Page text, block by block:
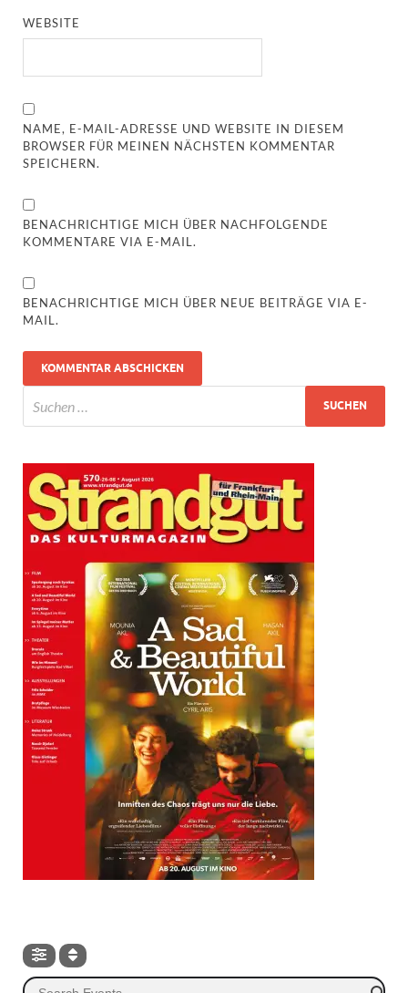
WEBSITE
NAME, E-MAIL-ADRESSE UND WEBSITE IN DIESEM
BROWSER FÜR MEINEN NÄCHSTEN KOMMENTAR
SPEICHERN.
BENACHRICHTIGE MICH ÜBER NACHFOLGENDE
KOMMENTARE VIA E-MAIL.
BENACHRICHTIGE MICH ÜBER NEUE BEITRÄGE VIA E-
MAIL.